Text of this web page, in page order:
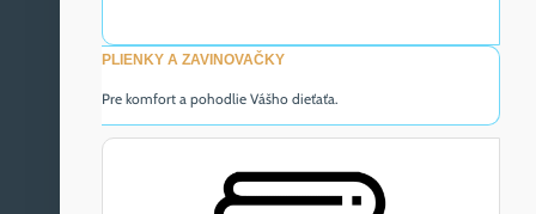
PLIENKY A ZAVINOVAČKY
Pre komfort a pohodlie Vášho dieťaťa.